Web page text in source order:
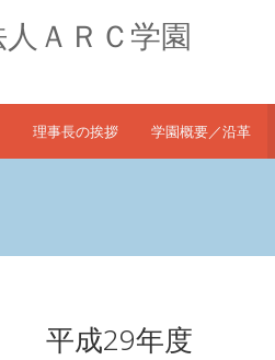
理事長の挨拶 学園概要／沿革
平成29年度